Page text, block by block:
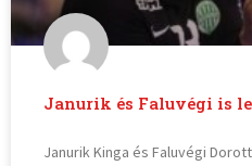
Janurik és Faluvégi is
Janurik Kinga és Faluvégi